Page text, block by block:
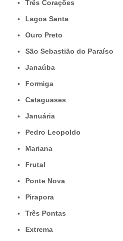
Três Corações
Lagoa Santa
Ouro Preto
São Sebastião do Paraíso
Janaúba
Formiga
Cataguases
Januária
Pedro Leopoldo
Mariana
Frutal
Ponte Nova
Pirapora
Três Pontas
Extrema